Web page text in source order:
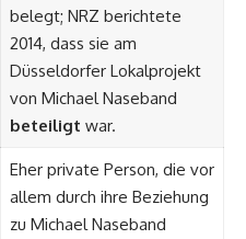
belegt; NRZ berichtete
2014, dass sie am
Düsseldorfer Lokalprojekt
von Michael Naseband
beteiligt war.
Eher private Person, die vor
allem durch ihre Beziehung
zu Michael Naseband